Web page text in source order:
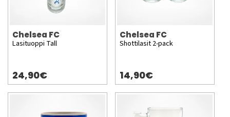
Chelsea FC
Lasituoppi Tall
24,90€
Chelsea FC
Shottilasit 2-pack
14,90€